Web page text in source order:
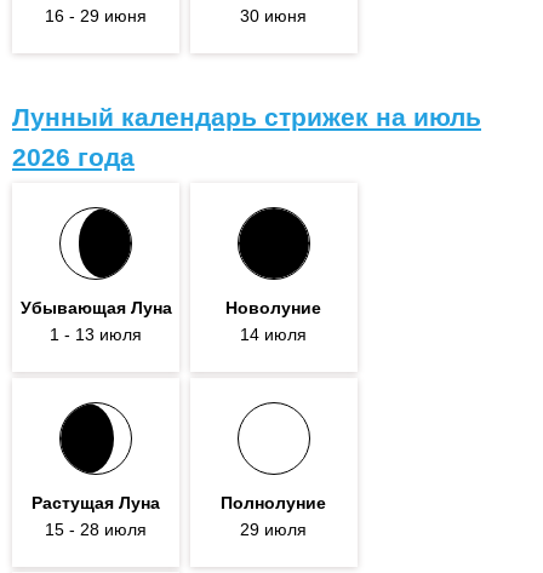
16 - 29 июня
30 июня
Лунный календарь стрижек на июль
2026 года
Убывающая Луна
1 - 13 июля
Новолуние
14 июля
Растущая Луна
15 - 28 июля
Полнолуние
29 июля